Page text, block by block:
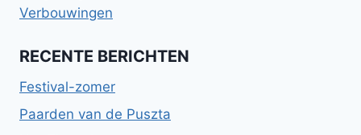
Verbouwingen
RECENTE BERICHTEN
Festival-zomer
Paarden van de Puszta